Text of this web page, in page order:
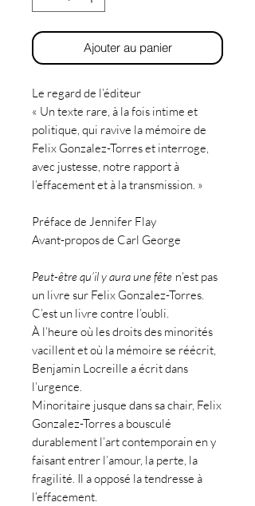
Ajouter au panier
Le regard de l’éditeur
« Un texte rare, à la fois intime et
politique, qui ravive la mémoire de
Felix Gonzalez-Torres et interroge,
avec justesse, notre rapport à
l’effacement et à la transmission. »
Préface de Jennifer Flay
Avant-propos de Carl George
Peut-être qu’il y aura une fête n’est pas
un livre sur Felix Gonzalez-Torres.
C’est un livre contre l’oubli.
À l’heure où les droits des minorités
vacillent et où la mémoire se réécrit,
Benjamin Locreille a écrit dans
l’urgence.
Minoritaire jusque dans sa chair, Felix
Gonzalez-Torres a bousculé
durablement l’art contemporain en y
faisant entrer l’amour, la perte, la
fragilité. Il a opposé la tendresse à
l’effacement.